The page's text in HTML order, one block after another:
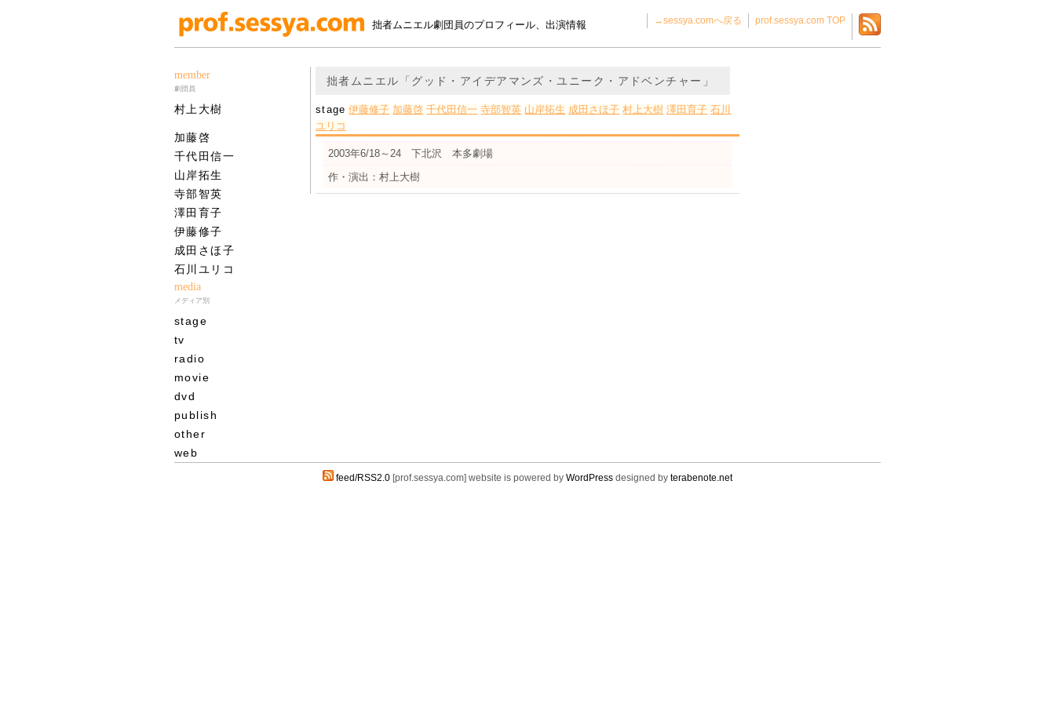
拙者ムニエル劇団員のプロフィール、出演情報 →sessya.comへ戻る prof.sessya.com TOP
member
劇団員
村上大樹
加藤啓
千代田信一
山岸拓生
寺部智英
澤田育子
伊藤修子
成田さほ子
石川ユリコ
media
メディア別
stage
tv
radio
movie
dvd
publish
other
web
拙者ムニエル「グッド・アイデアマンズ・ユニーク・アドベンチャー」
stage 伊藤修子 加藤啓 千代田信一 寺部智英 山岸拓生 成田さほ子 村上大樹 澤田育子 石川
ユリコ
2003年6/18～24 下北沢 本多劇場
作・演出：村上大樹
feed/RSS2.0 [prof.sessya.com] website is powered by WordPress designed by terabenote.net